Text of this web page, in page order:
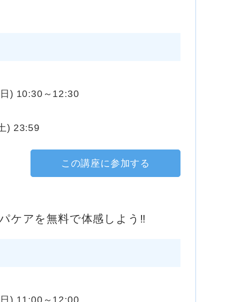
) 10:30～12:30
) 23:59
この講座に参加する
ケアを無料で体感しよう‼️
) 11:00～12:00